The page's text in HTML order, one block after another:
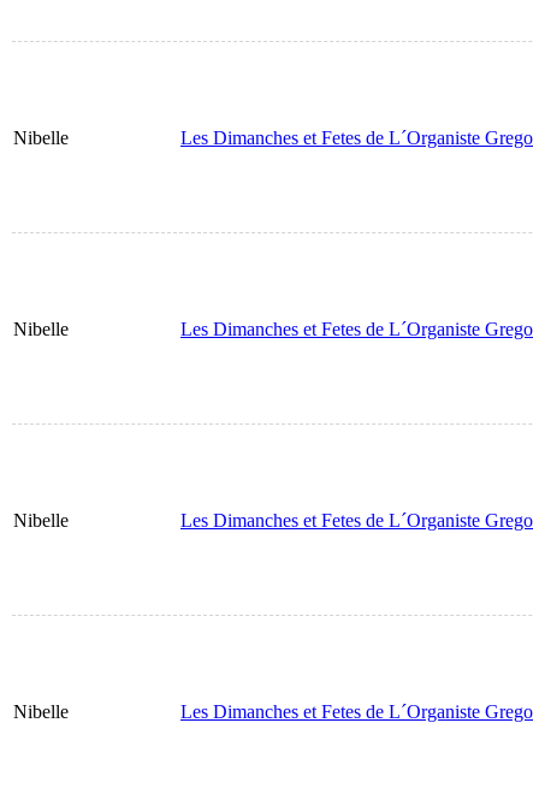
Nibelle Les Dimanches et Fetes de L´Organiste
Nibelle Les Dimanches et Fetes de L´Organiste
Nibelle Les Dimanches et Fetes de L´Organiste
Nibelle Les Dimanches et Fetes de L´Organiste